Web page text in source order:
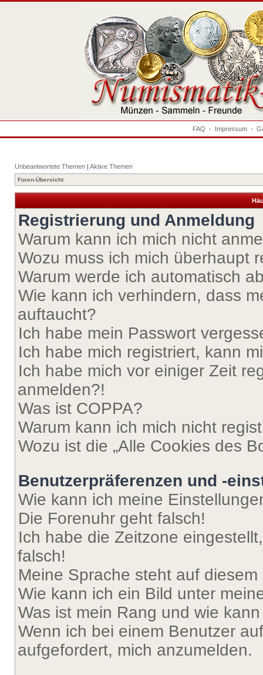
FAQ - Impressum -
Unbeantwortete Themen | Aktive Themen
Foren-Übersicht
Registrierung und Anmeldung
Warum kann ich mich nicht
Wozu muss ich mich überhaupt
Warum werde ich automatisch
Wie kann ich verhindern, dass
auftaucht?
Ich habe mein Passwort
Ich habe mich registriert, kann
Ich habe mich vor einiger Zeit
anmelden?!
Was ist COPPA?
Warum kann ich mich nicht
Wozu ist die „Alle Cookies des
Benutzerpräferenzen und -
Wie kann ich meine
Die Forenuhr geht falsch!
Ich habe die Zeitzone
falsch!
Meine Sprache steht auf
Wie kann ich ein Bild unter
Was ist mein Rang und wie
Wenn ich bei einem Benutzer
aufgefordert, mich anzumelden.